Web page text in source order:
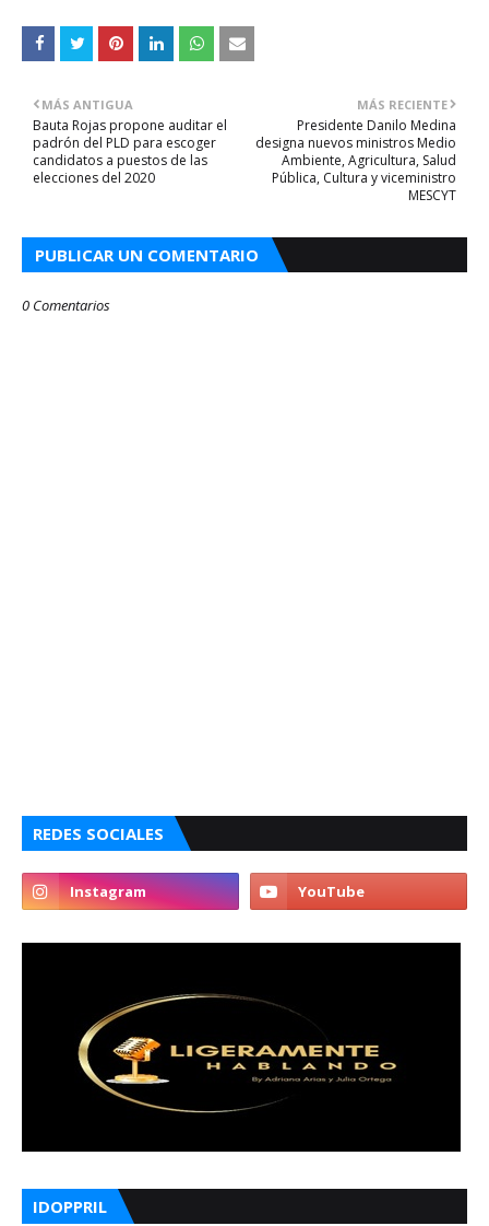
MÁS RECIENTE
Presidente Danilo Medina
designa nuevos ministros Medio
Ambiente, Agricultura, Salud
Pública, Cultura y viceministro
MESCYT
MÁS ANTIGUA
Bauta Rojas propone auditar el
padrón del PLD para escoger
candidatos a puestos de las
elecciones del 2020
PUBLICAR UN COMENTARIO
0 Comentarios
REDES SOCIALES
IDOPPRIL